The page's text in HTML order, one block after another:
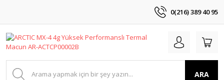
0(216) 389 40 95
ARA